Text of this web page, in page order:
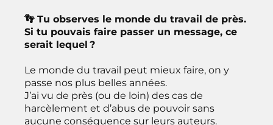
👣 Tu observes le monde du travail de près.
Si tu pouvais faire passer un message, ce
serait lequel ?
Le monde du travail peut mieux faire, on y
passe nos plus belles années.
J’ai vu de près (ou de loin) des cas de
harcèlement et d’abus de pouvoir sans
aucune conséquence sur leurs auteurs.